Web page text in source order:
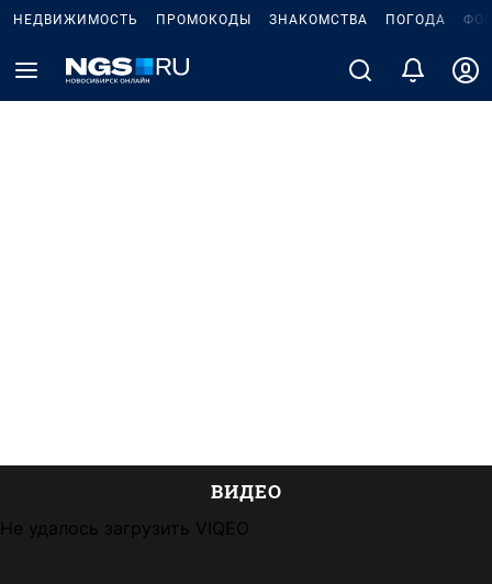
НЕДВИЖИМОСТЬ ПРОМОКОДЫ ЗНАКОМСТВА ПОГОДА
ВИДЕО
Не удалось загрузить VIQEO